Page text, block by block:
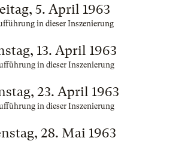
5. April 1963
in dieser Inszenierung
13. April 1963
in dieser Inszenierung
23. April 1963
in dieser Inszenierung
28. Mai 1963